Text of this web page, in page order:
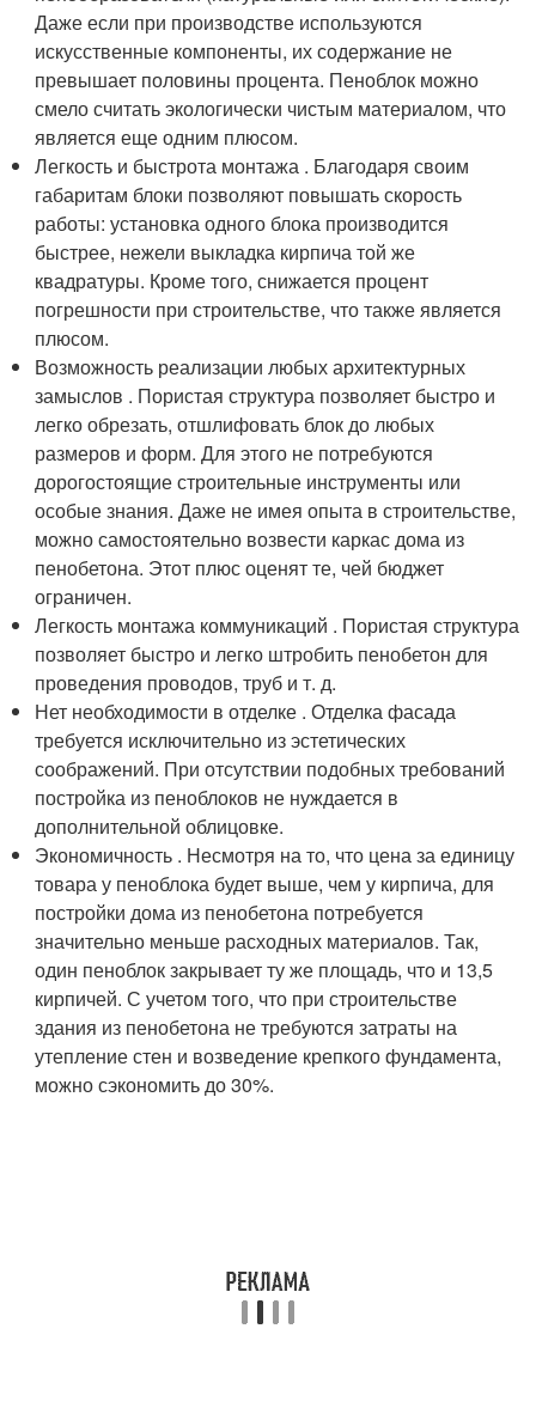
Даже если при производстве используются
искусственные компоненты, их содержание не
превышает половины процента. Пеноблок можно
смело считать экологически чистым материалом, что
является еще одним плюсом.
Легкость и быстрота монтажа . Благодаря своим
габаритам блоки позволяют повышать скорость
работы: установка одного блока производится
быстрее, нежели выкладка кирпича той же
квадратуры. Кроме того, снижается процент
погрешности при строительстве, что также является
плюсом.
Возможность реализации любых архитектурных
замыслов . Пористая структура позволяет быстро и
легко обрезать, отшлифовать блок до любых
размеров и форм. Для этого не потребуются
дорогостоящие строительные инструменты или
особые знания. Даже не имея опыта в строительстве,
можно самостоятельно возвести каркас дома из
пенобетона. Этот плюс оценят те, чей бюджет
ограничен.
Легкость монтажа коммуникаций . Пористая структура
позволяет быстро и легко штробить пенобетон для
проведения проводов, труб и т. д.
Нет необходимости в отделке . Отделка фасада
требуется исключительно из эстетических
соображений. При отсутствии подобных требований
постройка из пеноблоков не нуждается в
дополнительной облицовке.
Экономичность . Несмотря на то, что цена за единицу
товара у пеноблока будет выше, чем у кирпича, для
постройки дома из пенобетона потребуется
значительно меньше расходных материалов. Так,
один пеноблок закрывает ту же площадь, что и 13,5
кирпичей. С учетом того, что при строительстве
здания из пенобетона не требуются затраты на
утепление стен и возведение крепкого фундамента,
можно сэкономить до 30%.